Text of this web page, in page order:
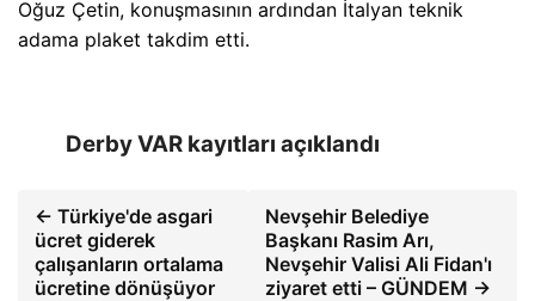
Oğuz Çetin, konuşmasının ardından İtalyan teknik
adama plaket takdim etti.
Derby VAR kayıtları açıklandı
← Türkiye'de asgari
ücret giderek
çalışanların ortalama
ücretine dönüşüyor
Nevşehir Belediye
Başkanı Rasim Arı,
Nevşehir Valisi Ali Fidan'ı
ziyaret etti – GÜNDEM →